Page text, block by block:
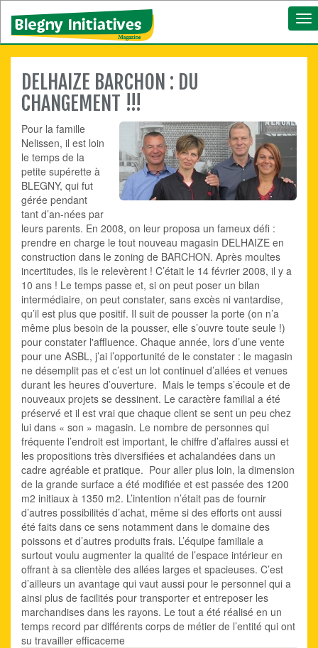
DELHAIZE BARCHON : DU
CHANGEMENT !!!
Pour la famille
Nelissen, il est loin
le temps de la
petite supérette à
BLEGNY, qui fut
gérée pendant
tant d’an-nées par
leurs parents. En 2008, on leur proposa un fameux défi :
prendre en charge le tout nouveau magasin DELHAIZE en
construction dans le zoning de BARCHON. Après moultes
incertitudes, ils le relevèrent ! C’était le 14 février 2008, il y a
10 ans ! Le temps passe et, si on peut poser un bilan
intermédiaire, on peut constater, sans excès ni vantardise,
qu’il est plus que positif. Il suit de pousser la porte (on n’a
même plus besoin de la pousser, elle s’ouvre toute seule !)
pour constater l'affluence. Chaque année, lors d’une vente
pour une ASBL, j’ai l’opportunité de le constater : le magasin
ne désemplit pas et c’est un lot continuel d’allées et venues
durant les heures d’ouverture. Mais le temps s’écoule et de
nouveaux projets se dessinent. Le caractère familial a été
préservé et il est vrai que chaque client se sent un peu chez
lui dans « son » magasin. Le nombre de personnes qui
fréquente l’endroit est important, le chiffre d’affaires aussi et
les propositions très diversifiées et achalandées dans un
cadre agréable et pratique. Pour aller plus loin, la dimension
de la grande surface a été modifiée et est passée des 1200
m2 initiaux à 1350 m2. L’intention n’était pas de fournir
d’autres possibilités d’achat, même si des efforts ont aussi
été faits dans ce sens notamment dans le domaine des
poissons et d’autres produits frais. L’équipe familiale a
surtout voulu augmenter la qualité de l’espace intérieur en
offrant à sa clientèle des allées larges et spacieuses. C’est
d’ailleurs un avantage qui vaut aussi pour le personnel qui a
ainsi plus de facilités pour transporter et entreposer les
marchandises dans les rayons. Le tout a été réalisé en un
temps record par différents corps de métier de l’entité qui ont
su travailler efficaceme